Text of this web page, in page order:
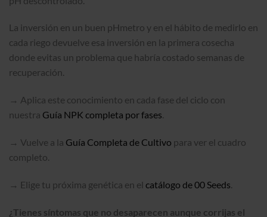
La inversión en un buen pHmetro y en el hábito de medirlo en
cada riego devuelve esa inversión en la primera cosecha
donde evitas un problema que habría costado semanas de
recuperación.
→ Aplica este conocimiento en cada fase del ciclo con
nuestra Guía NPK completa por fases.
→ Vuelve a la Guía Completa de Cultivo para ver el cuadro
completo.
→ Elige tu próxima genética en el catálogo de 00 Seeds.
¿Tienes síntomas que no desaparecen aunque corrijas el